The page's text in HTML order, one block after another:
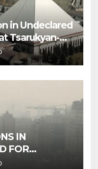
in Undeclared
Tsarukyan-
Center
IN
FOR
AIR